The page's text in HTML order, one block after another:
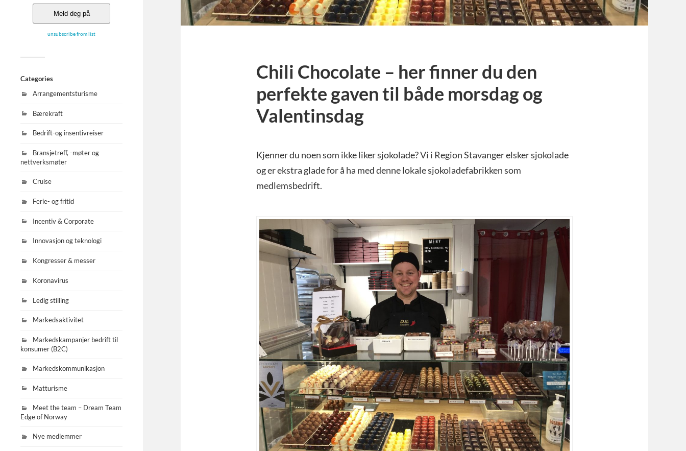
unsubscribe from list
Categories
Arrangementsturisme
Bærekraft
Bedrift-og insentivreiser
Bransjetreff, -møter og
nettverksmøter
Cruise
Ferie- og fritid
Incentiv & Corporate
Innovasjon og teknologi
Kongresser & messer
Koronavirus
Ledig stilling
Markedsaktivitet
Markedskampanjer bedrift til
konsumer (B2C)
Markedskommunikasjon
Matturisme
Meet the team – Dream Team
Edge of Norway
Nye medlemmer
Chili Chocolate – her finner du den
perfekte gaven til både morsdag og
Valentinsdag
Kjenner du noen som ikke liker sjokolade? Vi i Region Stavanger elsker sjokolade
og er ekstra glade for å ha med denne lokale sjokoladefabrikken som
medlemsbedrift.